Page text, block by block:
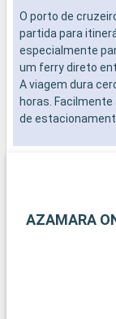
O porto de
partida para
especialmente
um ferry direto
A viagem dura
horas.
de
AZAMARA